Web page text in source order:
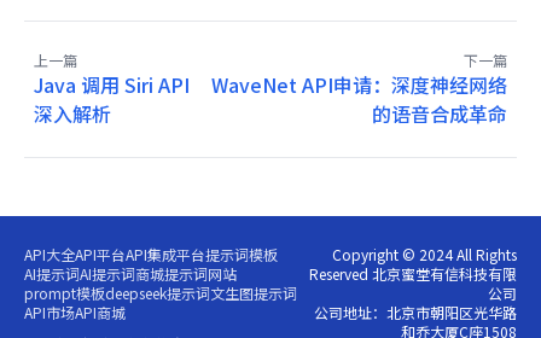
上一篇
Java 调用 Siri API
深入解析
下一篇
WaveNet API申请：深度神经网络
的语音合成革命
API大全API平台API集成平台提示词模板
AI提示词AI提示词商城提示词网站
prompt模板deepseek提示词文生图提示词
API市场API商城
Copyright © 2024 All Rights
Reserved 北京蜜堂有信科技有限
公司
公司地址：北京市朝阳区光华路
和乔大厦C座1508